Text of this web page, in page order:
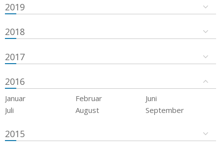
2019
2018
2017
2016
Januar Februar
Juni
Juli
August September
2015